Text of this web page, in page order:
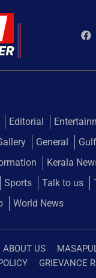
Editorial
General
Kerala
Sports Talk to us
World News
ABOUT US
GRIEVANCE